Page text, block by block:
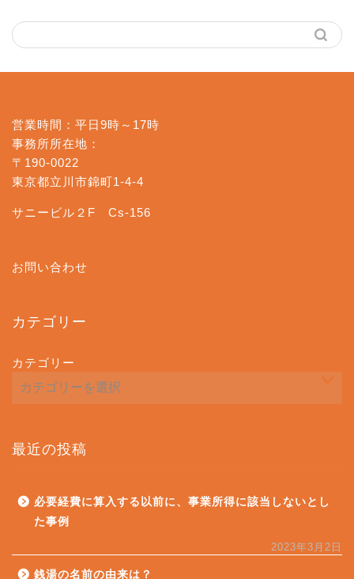
営業時間：平日9時～17時
事務所所在地：
〒190-0022
東京都立川市錦町1-4-4
サニービル２F Cs-156
お問い合わせ
カテゴリー
カテゴリー
最近の投稿
必要経費に算入する以前に、事業所得に該当しないとし
た事例
2023年3月2日
銭湯の名前の由来は？